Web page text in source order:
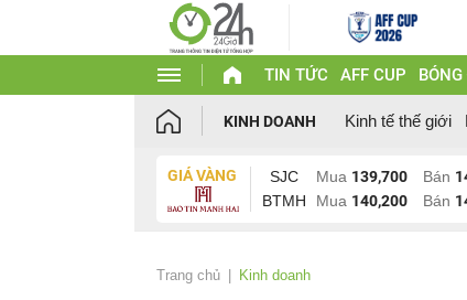
TIN TỨC AFF CUP
KINH DOANH Kinh tế thế giới
GIÁ VÀNG SJC Mua 139,700 Bán
BTMH
Mua 140,200 Bán
Trang chủ Kinh doanh